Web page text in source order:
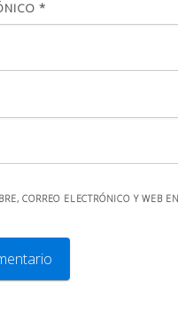
*
CORREO ELECTRÓNICO Y WEB